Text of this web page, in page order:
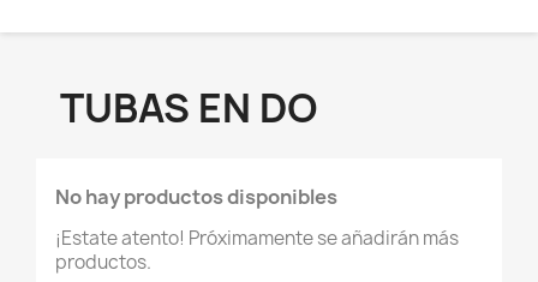
TUBAS EN DO
No hay productos disponibles
¡Estate atento! Próximamente se añadirán más
productos.